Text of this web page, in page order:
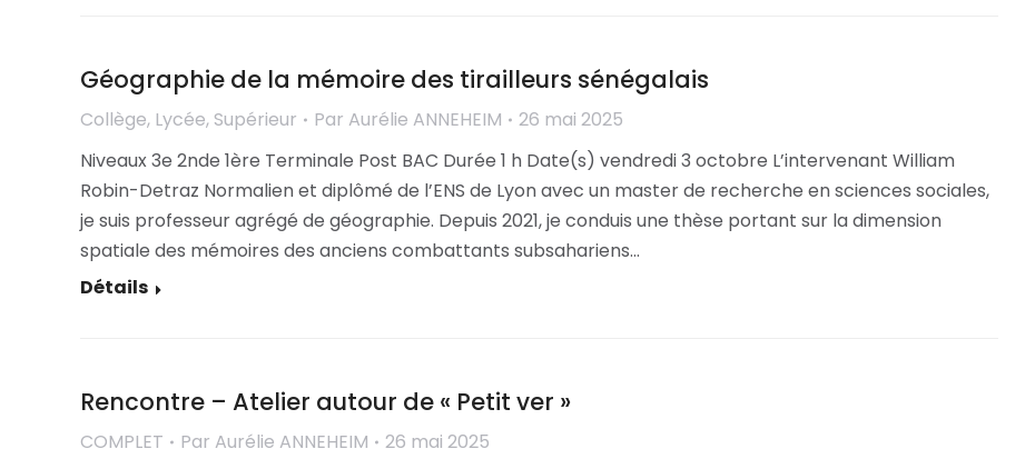
Géographie de la mémoire des tirailleurs sénégalais
Collège, Lycée, Supérieur Par Aurélie ANNEHEIM
26 mai 2025
Niveaux 3e 2nde 1ère Terminale Post BAC Durée 1 h Date(s) vendredi 3 octobre L’intervenant William
Robin-Detraz Normalien et diplômé de l’ENS de Lyon avec un master de recherche en sciences sociales,
je suis professeur agrégé de géographie. Depuis 2021, je conduis une thèse portant sur la dimension
spatiale des mémoires des anciens combattants subsahariens…
Détails
Rencontre – Atelier autour de « Petit ver »
COMPLET Par Aurélie ANNEHEIM
26 mai 2025